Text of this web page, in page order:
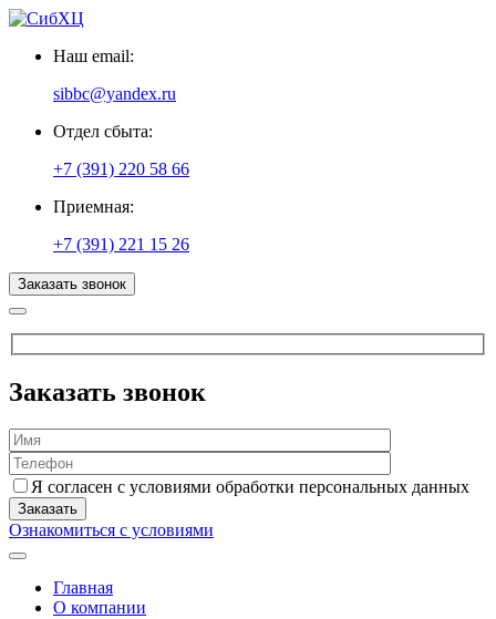
Наш email:
sibbc@yandex.ru
Отдел сбыта:
+7 (391) 220 58 66
Приемная:
+7 (391) 221 15 26
Заказать звонок
Заказать звонок
Я согласен с условиями обработки персональных данных
Ознакомиться с условиями
Главная
О компании